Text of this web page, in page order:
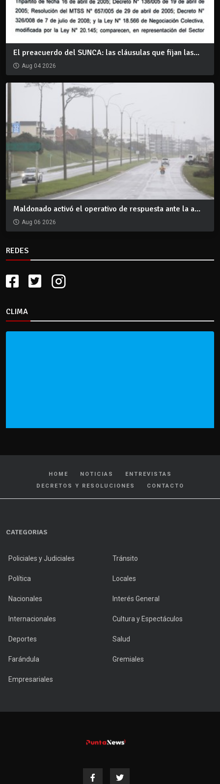
El preacuerdo del SUNCA: las cláusulas que fijan las...
Aug 04 2026
Maldonado activó el operativo de respuesta ante la a...
Aug 06 2026
REDES
CLIMA
HOME NOTICIAS
ENTREVISTAS
DECRETOS Y RESOLUCIONES
CONTACTO
CATEGORIAS
Policiales y Judiciales Tránsito
Política Locales
Nacionales Interés General
Internacionales Cultura y Espectáculos
Deportes Salud
Farándula Gremiales
Empresariales